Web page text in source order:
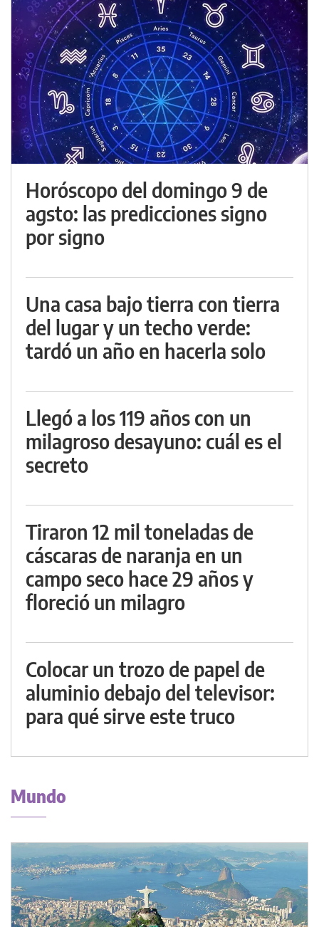
Horóscopo del domingo 9 de
agsto: las predicciones signo
por signo
Una casa bajo tierra con tierra
del lugar y un techo verde:
tardó un año en hacerla solo
Llegó a los 119 años con un
milagroso desayuno: cuál es el
secreto
Tiraron 12 mil toneladas de
cáscaras de naranja en un
campo seco hace 29 años y
floreció un milagro
Colocar un trozo de papel de
aluminio debajo del televisor:
para qué sirve este truco
Mundo